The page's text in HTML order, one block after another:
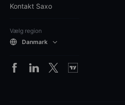
Kontakt Saxo
Vælg region
Danmark